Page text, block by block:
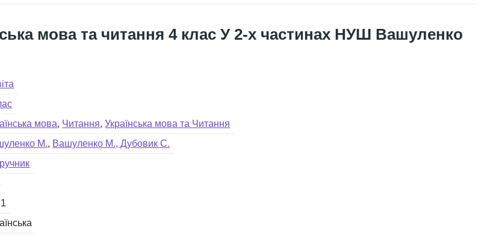
мова та читання 4 клас У 2-х частинах НУШ Вашуленко
мова Читання Українська мова та Читання
М.
Вашуленко М., Дубовик С.